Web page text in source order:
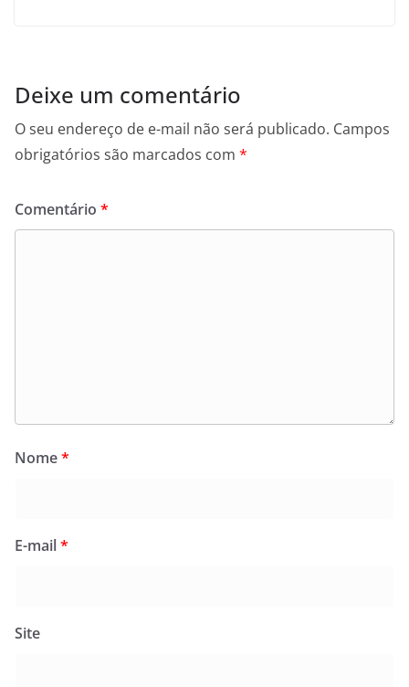
Deixe um comentário
O seu endereço de e-mail não será publicado. Campos
obrigatórios são marcados com *
Comentário *
Nome*
E-mail*
Site